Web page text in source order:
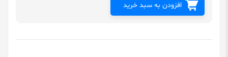
افزودن به سبد خرید